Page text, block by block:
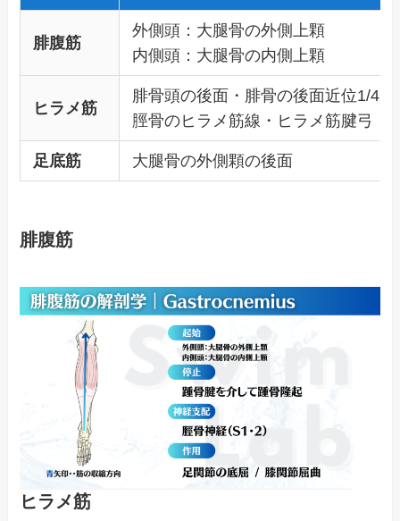
腓腹筋
外側頭：大腿骨の外側上顆
内側頭：大腿骨の内側上顆
ヒラメ筋
腓骨頭の後面・腓骨の後面近位1/4
脛骨のヒラメ筋線・ヒラメ筋腱弓
足底筋 大腿骨の外側顆の後面
腓腹筋
ヒラメ筋